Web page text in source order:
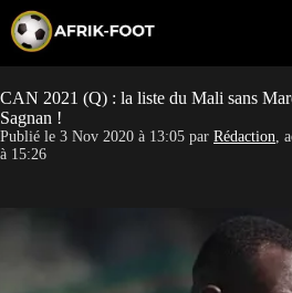
p
o
c
o
CAN
Clubs
CAN 2021 (Q) : la liste du Mali sans
Sagnan !
Publié le 3 Nov 2020 à 13:05 par Rédaction,
à 15:26